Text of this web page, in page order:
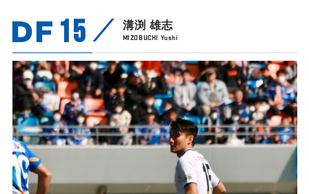
DF 15 溝渕 雄志
MIZOBUCHI Yushi